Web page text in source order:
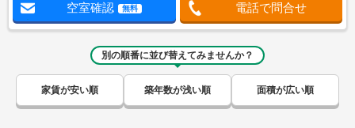
空室確認 無料 電話で問合せ
別の順番に並び替えてみませんか？
家賃が安い順 築年数が浅い順 面積が広い順